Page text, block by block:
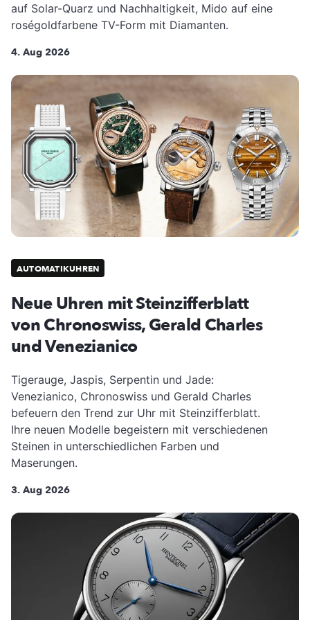
auf Solar-Quarz und Nachhaltigkeit, Mido auf eine
roségoldfarbene TV-Form mit Diamanten.
4. Aug 2026
AUTOMATIKUHREN
Neue Uhren mit Steinzifferblatt
von Chronoswiss, Gerald Charles
und Venezianico
Tigerauge, Jaspis, Serpentin und Jade:
Venezianico, Chronoswiss und Gerald Charles
befeuern den Trend zur Uhr mit Steinzifferblatt.
Ihre neuen Modelle begeistern mit verschiedenen
Steinen in unterschiedlichen Farben und
Maserungen.
3. Aug 2026